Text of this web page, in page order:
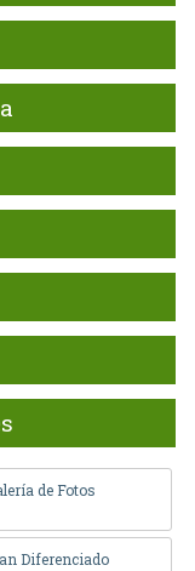
de Fotos
Diferenciado